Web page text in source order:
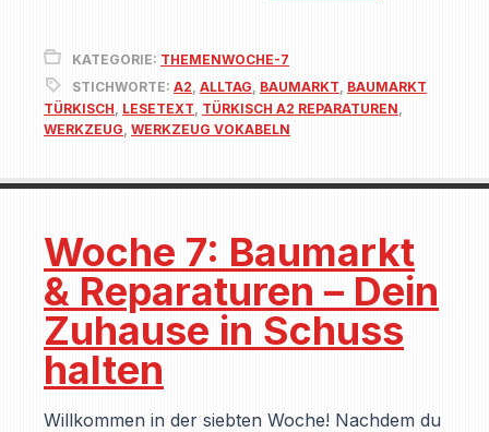
KATEGORIE: THEMENWOCHE-7
STICHWORTE: A2, ALLTAG, BAUMARKT, BAUMARKT
TÜRKISCH, LESETEXT, TÜRKISCH A2 REPARATUREN,
WERKZEUG, WERKZEUG VOKABELN
Woche 7: Baumarkt
& Reparaturen – Dein
Zuhause in Schuss
halten
Willkommen in der siebten Woche! Nachdem du